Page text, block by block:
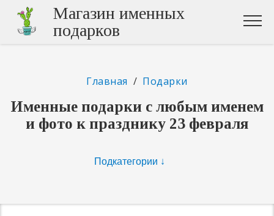
Магазин именных
подарков
Главная / Подарки
Именные подарки с любым именем
и фото к празднику 23 февраля